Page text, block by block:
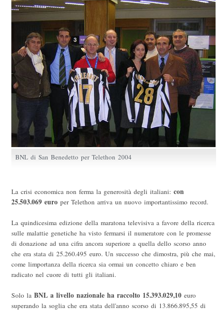
BNL di San Benedetto per Telethon 2004
La crisi economica non ferma la generosità degli italiani: con
25.503.069 euro per Telethon arriva un nuovo importantissimo record.
La quindicesima edizione della maratona televisiva a favore della ricerca
sulle malattie genetiche ha visto fermarsi il numeratore con le promesse
di donazione ad una cifra ancora superiore a quella dello scorso anno
che era stata di 25.260.495 euro. Un successo che dimostra, più che mai,
come limportanza della ricerca sia ormai un concetto chiaro e ben
radicato nel cuore di tutti gli italiani.
Solo la BNL a livello nazionale ha raccolto 15.393.029,10 euro
superando la soglia che era stata dell'anno scorso di 13.866.895,55 di